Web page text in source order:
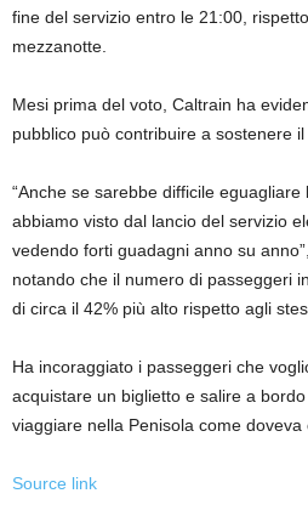
fine del servizio entro le 21:00,
mezzanotte.
Mesi prima del voto, Caltrain ha
pubblico può contribuire a sostenere
“Anche se sarebbe difficile eguagliare
abbiamo visto dal lancio del servizio
vedendo forti guadagni anno su
notando che il numero di passeggeri
di circa il 42% più alto rispetto agli
Ha incoraggiato i passeggeri che
acquistare un biglietto e salire a
viaggiare nella Penisola come doveva
Source link